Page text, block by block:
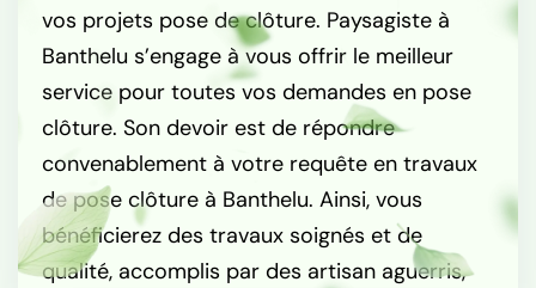
vos projets pose de clôture. Paysagiste à
Banthelu s’engage à vous offrir le meilleur
service pour toutes vos demandes en pose
clôture. Son devoir est de répondre
convenablement à votre requête en travaux
de pose clôture à Banthelu. Ainsi, vous
bénéficierez des travaux soignés et de
qualité, accomplis par des artisan aguerris,